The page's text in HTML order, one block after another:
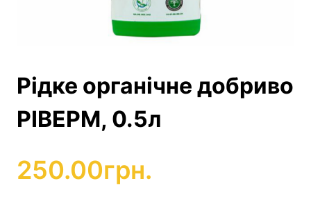
Рідке органічне добриво
РІВЕРМ, 0.5л
250.00грн.